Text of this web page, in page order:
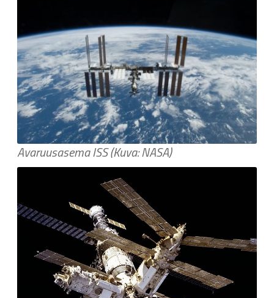
Avaruusasema ISS (Kuva: NASA)